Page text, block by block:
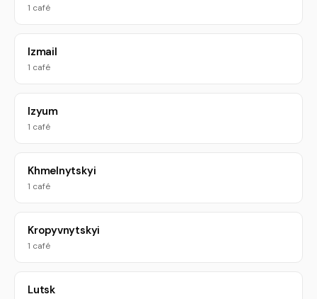
1 café
Izmail
1 café
Izyum
1 café
Khmelnytskyi
1 café
Kropyvnytskyi
1 café
Lutsk